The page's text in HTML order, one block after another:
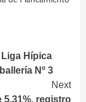
Hípica
Nº 3
Next
5,31%, registro